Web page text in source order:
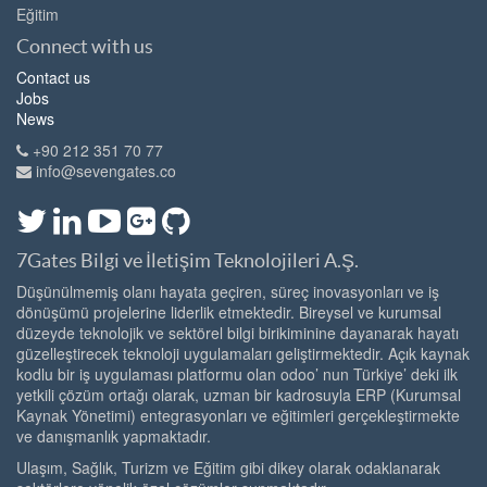
Eğitim
Connect with us
Contact us
Jobs
News
+90 212 351 70 77
info@sevengates.co
7Gates Bilgi ve İletişim Teknolojileri A.Ş.
Düşünülmemiş olanı hayata geçiren, süreç inovasyonları ve iş
dönüşümü projelerine liderlik etmektedir. Bireysel ve kurumsal
düzeyde teknolojik ve sektörel bilgi birikiminine dayanarak hayatı
güzelleştirecek teknoloji uygulamaları geliştirmektedir. Açık kaynak
kodlu bir iş uygulaması platformu olan odoo’ nun Türkiye’ deki ilk
yetkili çözüm ortağı olarak, uzman bir kadrosuyla ERP (Kurumsal
Kaynak Yönetimi) entegrasyonları ve eğitimleri gerçekleştirmekte
ve danışmanlık yapmaktadır.
Ulaşım, Sağlık, Turizm ve Eğitim gibi dikey olarak odaklanarak